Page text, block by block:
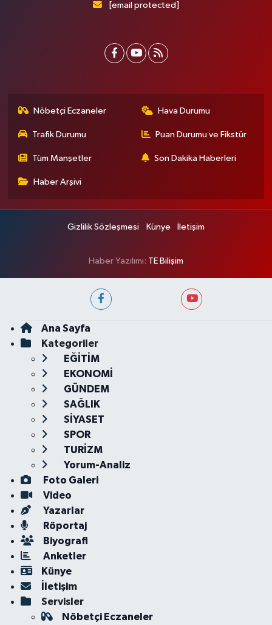
[email protected]
Nöbetçi Eczaneler Hava Durumu
Trafik Durumu Puan Durumu ve Fikstür
Tüm Manşetler Son Dakika Haberleri
Haber Arşivi
Gizlilik Sözleşmesi Künye İletişim
Haber Yazılımı: TE Bilişim
Ana Sayfa
Kategoriler
EĞİTİM
EKONOMİ
GÜNDEM
SAĞLIK
SİYASET
SPOR
TURİZM
Yorum-Analiz
Foto Galeri
Video
Yazarlar
Röportaj
Biyografi
Anketler
Künye
İletişim
Servisler
Nöbetçi Eczaneler